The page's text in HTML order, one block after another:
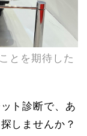
とを期待した
ト診断で、あ
しませんか？